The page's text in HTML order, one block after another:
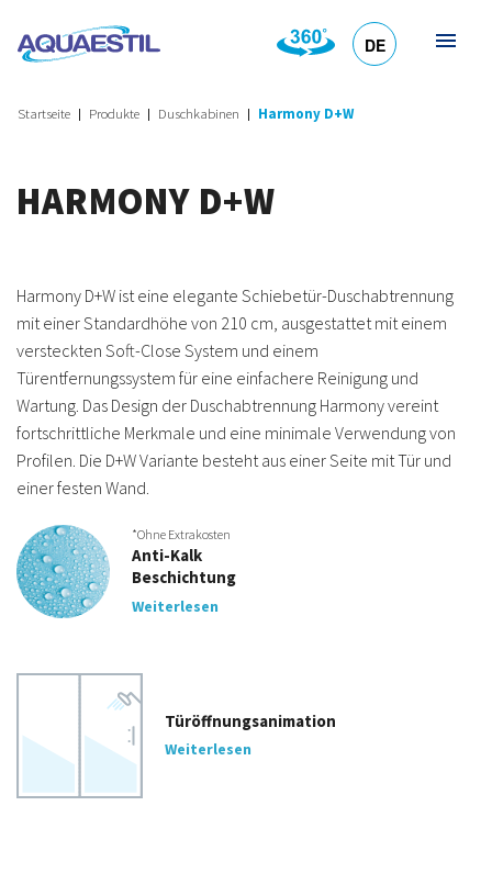
DE
Startseite Produkte Duschkabinen Harmony D+W
HARMONY D+W
Harmony D+W ist eine elegante Schiebetür-Duschabtrennung
mit einer Standardhöhe von 210 cm, ausgestattet mit einem
versteckten Soft-Close System und einem
Türentfernungssystem für eine einfachere Reinigung und
Wartung. Das Design der Duschabtrennung Harmony vereint
fortschrittliche Merkmale und eine minimale Verwendung von
Profilen. Die D+W Variante besteht aus einer Seite mit Tür und
einer festen Wand.
*Ohne Extrakosten
Anti-Kalk
Beschichtung
Weiterlesen
Türöffnungsanimation
Weiterlesen